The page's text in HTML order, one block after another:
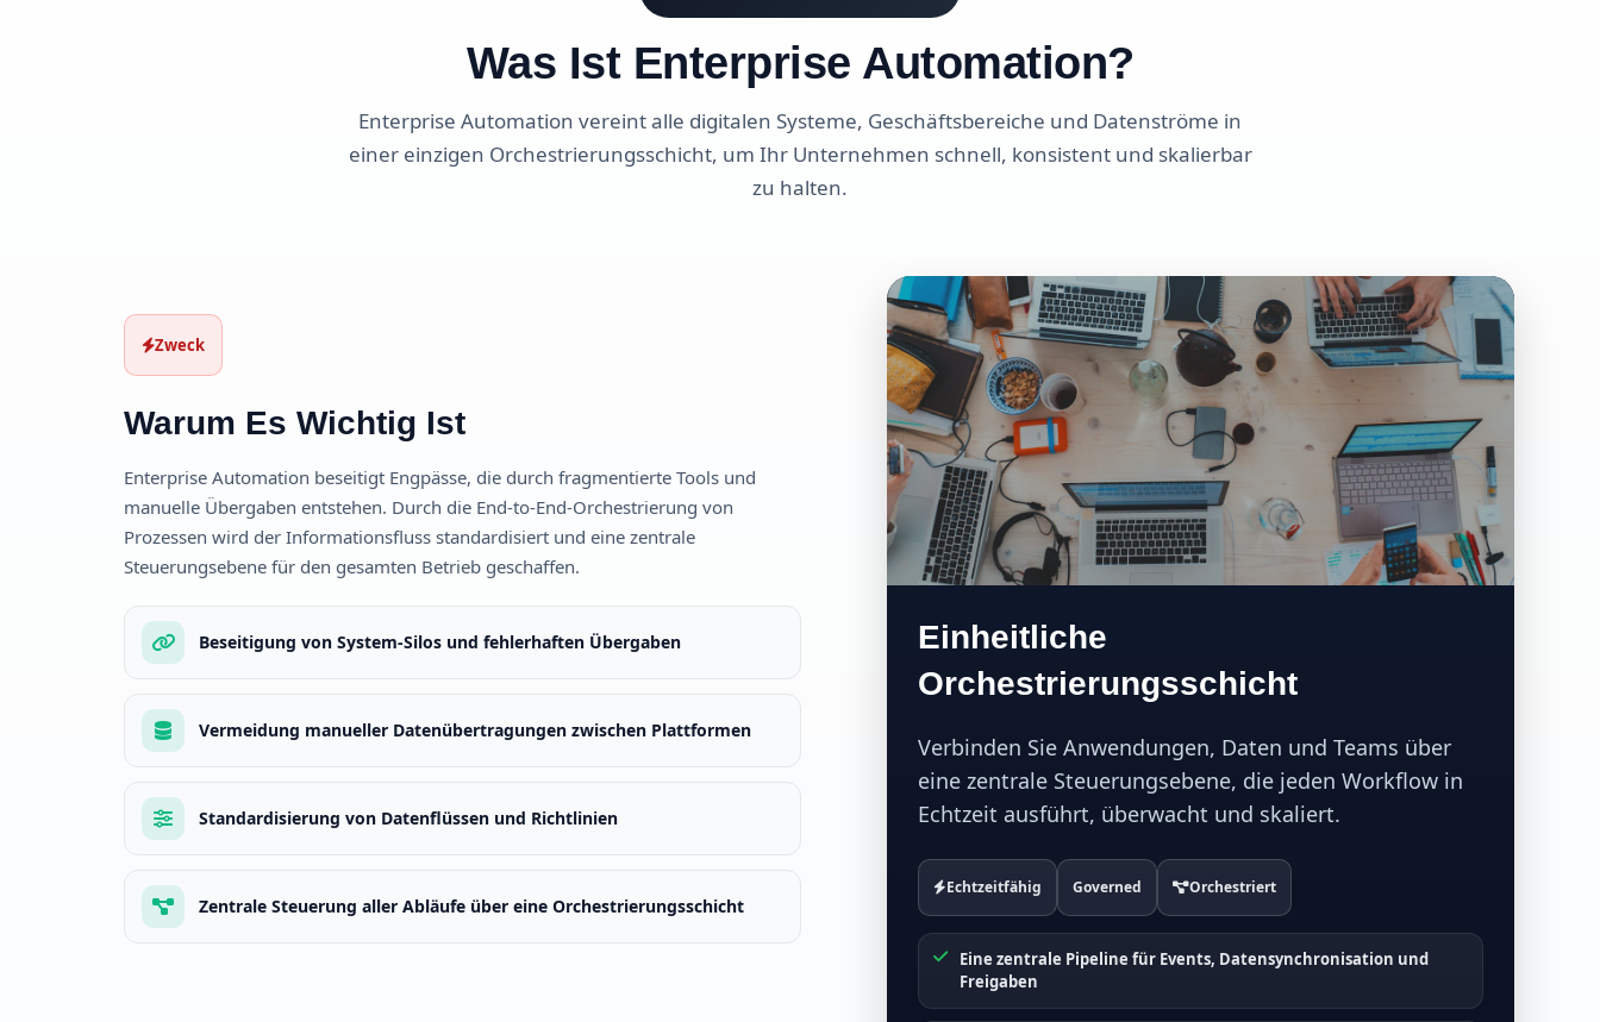
Was Ist Enterprise Automation?
Enterprise Automation vereint alle digitalen Systeme, Geschäftsbereiche und Datenströme in
einer einzigen Orchestrierungsschicht, um Ihr Unternehmen schnell, konsistent und skalierbar
zu halten.
Zweck
Warum Es Wichtig Ist
Enterprise Automation beseitigt Engpässe, die durch fragmentierte Tools und
manuelle Übergaben entstehen. Durch die End-to-End-Orchestrierung von
Prozessen wird der Informationsfluss standardisiert und eine zentrale
Steuerungsebene für den gesamten Betrieb geschaffen.
Beseitigung von System-Silos und fehlerhaften Übergaben
Vermeidung manueller Datenübertragungen zwischen Plattformen
Standardisierung von Datenflüssen und Richtlinien
Zentrale Steuerung aller Abläufe über eine Orchestrierungsschicht
Einheitliche
Orchestrierungsschicht
Verbinden Sie Anwendungen, Daten und Teams über
eine zentrale Steuerungsebene, die jeden Workflow in
Echtzeit ausführt, überwacht und skaliert.
Echtzeitfähig Governed Orchestriert
Eine zentrale Pipeline für Events, Datensynchronisation und
Freigaben